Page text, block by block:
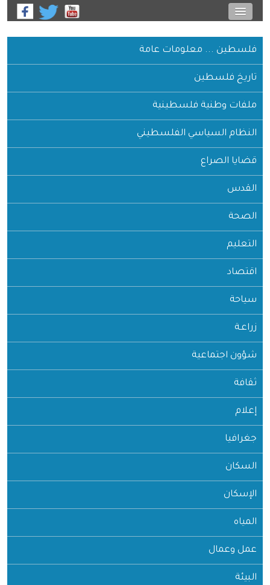
فلسطين ... معلومات عامة
تاريخ فلسطين
ملفات وطنية فلسطينية
النظام السياسي الفلسطيني
قضايا الصراع
القدس
الصحة
التعليم
اقتصاد
سياحة
زراعـة
شؤون اجتماعية
ثقافة
إعلام
جغرافيا
السكان
الإسكان
المياه
عمل وعمال
البيئة